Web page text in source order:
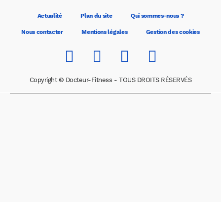
Actualité Plan du site Qui sommes-nous ?
Nous contacter Mentions légales Gestion des cookies
Copyright © Docteur-Fitness - TOUS DROITS RÉSERVÉS